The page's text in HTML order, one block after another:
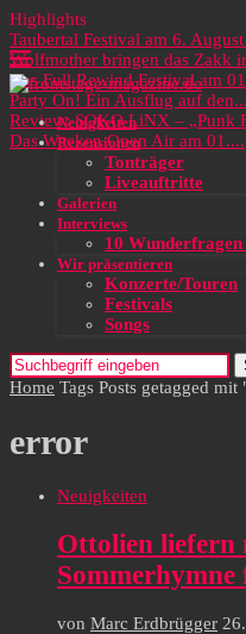
Highlights
Taubertal Festival am 6.
Wolfmother bringen das Zakk
Das Full Rewind Festival am
Party On! Ein Ausflug auf den...
Review: SOKO LiNX – „Punk
Das Wacken Open Air am 01....
Neuigkeiten
Rezensionen
Tonträger
Liveauftritte
Galerien
Interviews
10
Wir präsentieren
Konzerte/Touren
Festivals
Songs
Home Tags Posts getagged mit
error
Neuigkeiten
Ottolien liefern
von Marc Erdbrügger